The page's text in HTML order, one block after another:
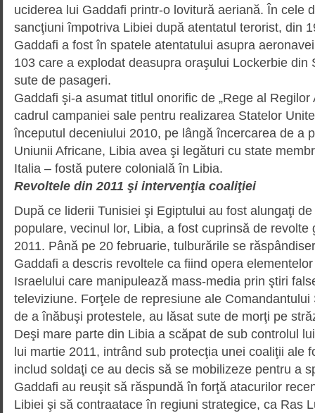
uciderea lui Gaddafi printr-o lovitură aeriană. În cele
sancţiuni împotriva Libiei după atentatul terorist, din
Gaddafi a fost în spatele atentatului asupra
103 care a explodat deasupra oraşului Lockerbie din
sute de pasageri.
Gaddafi şi-a asumat titlul onorific de „Rege al Regilor
cadrul campaniei sale pentru realiza­rea Statelor
începutul deceniului 2010, pe lângă încercarea de a
Uniunii Africane, Libia avea şi legături cu state
Italia – fostă putere colonială în Libia.
Revoltele din 2011 şi intervenţia coaliţiei
După ce liderii Tunisiei şi Egiptului au fost alungaţi
populare, vecinul lor, Libia, a fost cuprinsă de
2011. Până pe 20 februarie, tulburările se
Gaddafi a descris revoltele ca fiind opera
Israelului care manipulează mass-media prin ştiri
televiziune. Forţele de represiune ale
de a înăbuşi protestele, au lăsat sute de morţi pe
Deşi mare parte din Libia a scăpat de sub controlul
lui martie 2011, intrând sub protecţia unei coaliţii ale
includ soldaţi ce au decis să se mobilizeze pentru a
Gaddafi au reuşit să răspundă în forţă atacurilor
Libiei şi să contraa­tace în regiuni strategice, ca Ras